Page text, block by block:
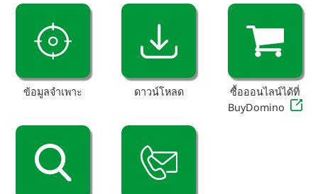
ข้อมูลจำเพาะ ดาวน์โหลด
ซื้อออนไลน์ได้ที่
BuyDomino